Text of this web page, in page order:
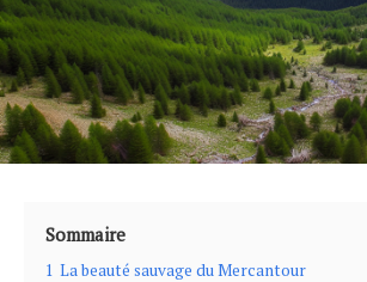
Sommaire
1 La beauté sauvage du Mercantour